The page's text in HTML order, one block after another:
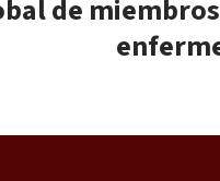
de